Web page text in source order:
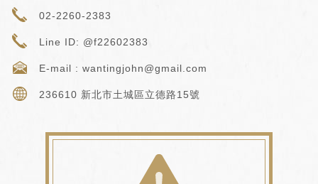
02-2260-2383
Line ID: @f22602383
E-mail :wantingjohn@gmail.com
236610 新北市土城區立德路15號